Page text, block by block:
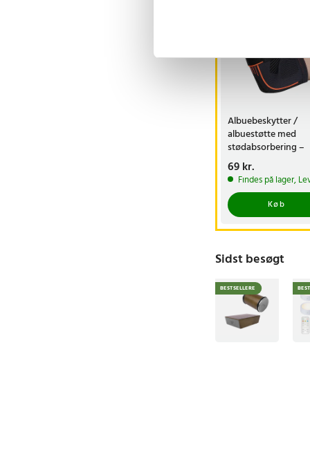
Albuebeskytter /
albuestøtte med
stødabsorbering –
fleksibel støtte
Pris:69 kr.
69 kr.
Findes på lager,
Køb
Sidst besøgt
BESTSELLERE